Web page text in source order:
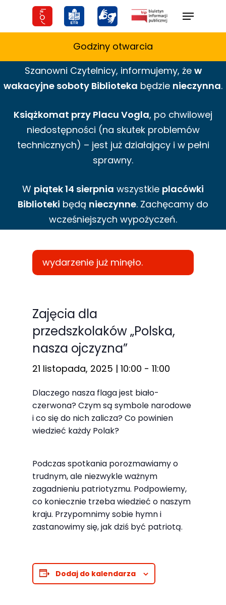
Menu
Godziny otwarcia
Szanowni Czytelnicy, informujemy, że w
wakacyjne soboty Biblioteka będzie nieczynna.
Książkomat przy Placu Vogla, po chwilowej
niedostępności (na skutek problemów
technicznych) – jest już działający i w pełni
sprawny.
W piątek 14 sierpnia wszystkie placówki
Biblioteki będą nieczynne. Zachęcamy do
wcześniejszych wypożyczeń.
wydarzenie już minęło.
Zajęcia dla
przedszkolaków „Polska,
nasza ojczyzna”
21 listopada, 2025 | 10:00 - 11:00
Dlaczego nasza flaga jest biało-
czerwona? Czym są symbole narodowe
i co się do nich zalicza? Co powinien
wiedzieć każdy Polak?
Podczas spotkania porozmawiamy o
trudnym, ale niezwykle ważnym
zagadnieniu patriotyzmu. Podpowiemy,
co koniecznie trzeba wiedzieć o naszym
kraju. Przypomnimy sobie hymn i
zastanowimy się, jak dziś być patriotą.
Dodaj do kalendarza
Te pliki cookie
nie są
opcjonalne. Są
one potrzebne
funkcjonowania
strony
internetowej.
poprawić
funkcjonalność
i strukturę
strony
internetowej,
strona jest
używana.